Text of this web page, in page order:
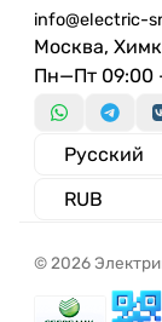
info@electric-
Москва,
Пн—Пт 09:00
© 2026